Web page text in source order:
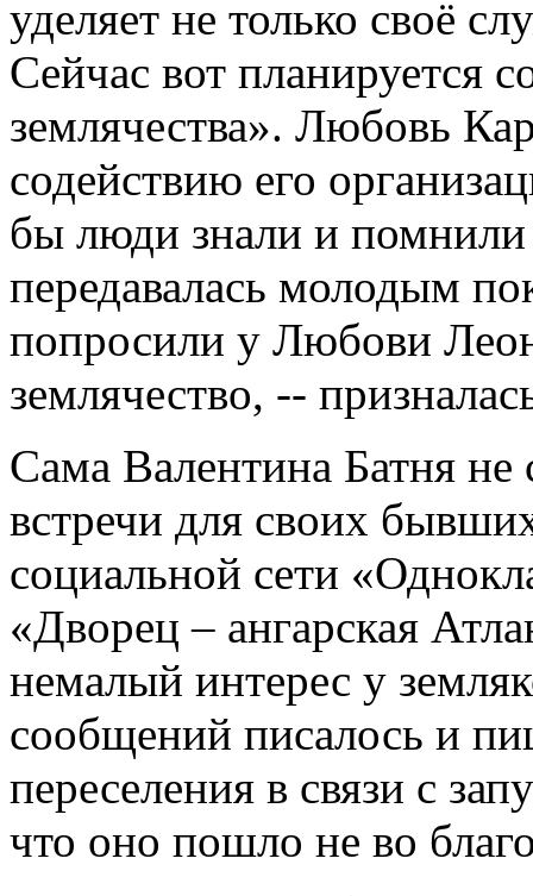
уделяет не только своё
Сейчас вот планируется
землячества». Любовь
содействию его
бы люди знали и помнили
передавалась молодым
попросили у Любови
землячество, --
Сама Валентина Батня не
встречи для своих
социальной сети
«Дворец – ангарская
немалый интерес у
сообщений писалось и
переселения в связи с
что оно пошло не во